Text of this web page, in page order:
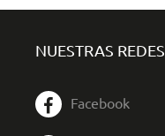
NUESTRAS REDES
Facebook